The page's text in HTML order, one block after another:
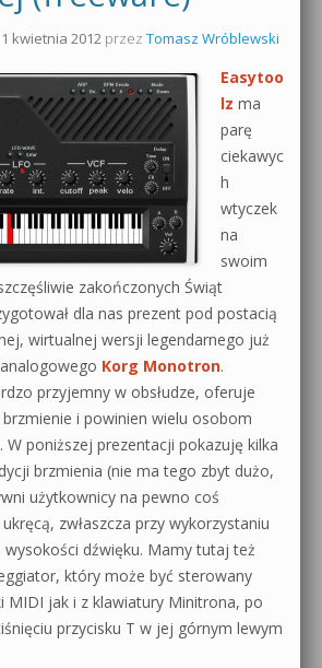
od podstaw
Massive
kwietnia 2012 przez Tomasz Wróblewski
Easytoo
lz ma
parę
ciekawyc
h
wtyczek
na
swoim
zakończonych Świąt
dla nas prezent pod postacią
wirtualnej wersji legendarnego już
Korg Monotron.
przyjemny w obsłudze, oferuje
brzmienie i powinien wielu osobom
W poniższej prezentacji pokazuję kilka
brzmienia (nie ma tego zbyt dużo,
użytkownicy na pewno coś
zwłaszcza przy wykorzystaniu
dźwięku. Mamy tutaj też
który może być sterowany
MIDI jak i z klawiatury Minitrona, po
przycisku T w jej górnym lewym